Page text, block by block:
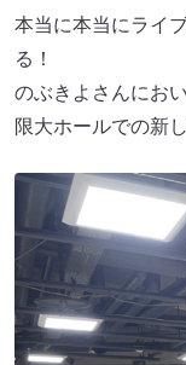
本当に本当にライ
る！
のぶきよさんにお
限大ホールでの新